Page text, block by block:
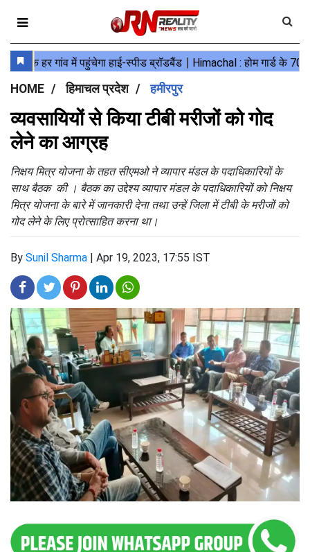
HOME हिमाचल प्रदेश हमीरपुर
व्यवसायियों से किया टीबी मरीजों को गोद
लेने का आग्रह
निक्षय मित्र योजना के तहत सीएमओ ने व्यापार मंडल के पदाधिकारियों के
साथ बैठक की । बैठक का उद्देश्य व्यापार मंडल के पदाधिकारियों को निक्षय
मित्र योजना के बारे में जानकारी देना तथा उन्हें जिला में टीबी के मरीजों को
गोद लेने के लिए प्रोत्साहित करना था।
By Sunil Sharma | Apr 19, 2023, 17:55 IST